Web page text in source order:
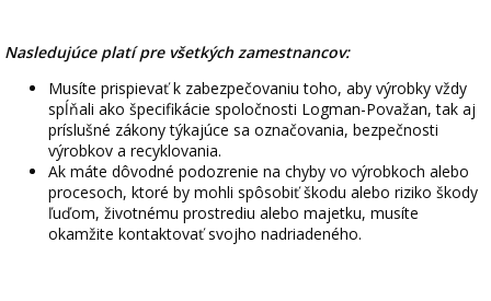
Nasledujúce platí pre všetkých zamestnancov:
Musíte prispievať k zabezpečovaniu toho, aby výrobky vždy
spĺňali ako špecifikácie spoločnosti Logman-Považan, tak aj
príslušné zákony týkajúce sa označovania, bezpečnosti
výrobkov a recyklovania.
Ak máte dôvodné podozrenie na chyby vo výrobkoch alebo
procesoch, ktoré by mohli spôsobiť škodu alebo riziko škody
ľuďom, životnému prostrediu alebo majetku, musíte
okamžite kontaktovať svojho nadriadeného.